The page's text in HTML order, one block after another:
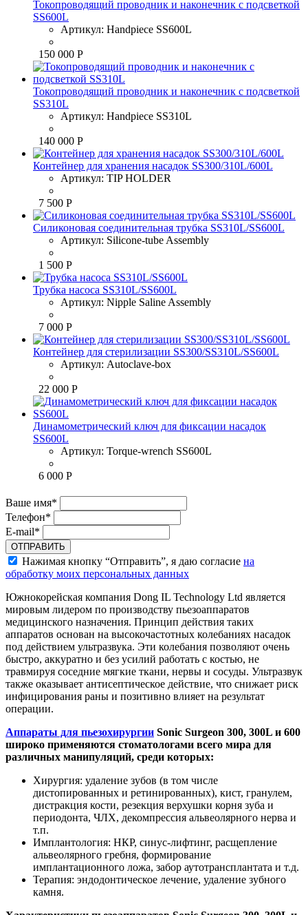
Токопроводящий проводник и наконечник с подсветкой
SS600L
Артикул: Handpiece SS600L
150 000 Р
Токопроводящий проводник и наконечник с подсветкой
SS310L
Артикул: Handpiece SS310L
140 000 Р
Контейнер для хранения насадок SS300/310L/600L
Артикул: TIP HOLDER
7 500 Р
Силиконовая соединительная трубка SS310L/SS600L
Артикул: Silicone-tube Assembly
1 500 Р
Трубка насоса SS310L/SS600L
Артикул: Nipple Saline Assembly
7 000 Р
Контейнер для стерилизации SS300/SS310L/SS600L
Артикул: Autoclave-box
22 000 Р
Динамометрический ключ для фиксации насадок
SS600L
Артикул: Torque-wrench SS600L
6 000 Р
Ваше имя*
Телефон*
E-mail*
ОТПРАВИТЬ
Нажимая кнопку “Отправить”, я даю согласие на
обработку моих персональных данных
Южнокорейская компания Dong IL Technology Ltd является
мировым лидером по производству пьезоаппаратов
медицинского назначения. Принцип действия таких
аппаратов основан на высокочастотных колебаниях насадок
под действием ультразвука. Эти колебания позволяют очень
быстро, аккуратно и без усилий работать с костью, не
травмируя соседние мягкие ткани, нервы и сосуды. Ультразвук
также оказывает антисептическое действие, что снижает риск
инфицирования раны и позитивно влияет на результат
операции.
Аппараты для пьезохирургии Sonic Surgeon 300, 300L и 600
широко применяются стоматологами всего мира для
различных манипуляций, среди которых:
Хирургия: удаление зубов (в том числе
дистопированных и ретинированных), кист, гранулем,
дистракция кости, резекция верхушки корня зуба и
периодонта, ЧЛХ, декомпрессия альвеолярного нерва и
т.п.
Имплантология: НКР, синус-лифтинг, расщепление
альвеолярного гребня, формирование
имплантационного ложа, забор аутотрансплантата и т.д.
Терапия: эндодонтическое лечение, удаление зубного
камня.